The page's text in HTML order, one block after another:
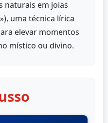
naturais em joias
uma técnica lírica
elevar momentos
místico ou divino.